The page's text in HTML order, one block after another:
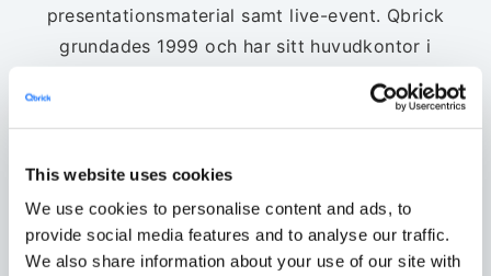
This website uses cookies
We use cookies to personalise content and ads, to
provide social media features and to analyse our traffic.
We also share information about your use of our site with
presentationsmaterial samt live-event. Qbrick
grundades 1999 och har sitt huvudkontor i
Stockholm. Bolaget har helägda dotterbolag i
Sverige, Norge, Danmark och Finland.
är noterad på NGM Growth Market.
LÄS MER OM QBRICK